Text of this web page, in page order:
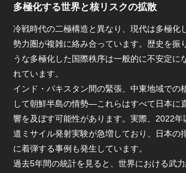
多極化する世界と核リスクの拡散
冷戦時代の二極構造と異なり、現代は多極化
勢力圏が複雑に絡み合っています。歴史を振
うな多極化した国際秩序は一般的に不安定に
れています。
インド・パキスタン間の緊張、中東地域での
して朝鮮半島の情勢—これらはすべて日本に
響を及ぼす可能性があります。実際、2022年
道ミサイル発射実験が急増しており、日本の
に着弾する事例も発生しています。
過去5年間の統計を見ると、世界における武